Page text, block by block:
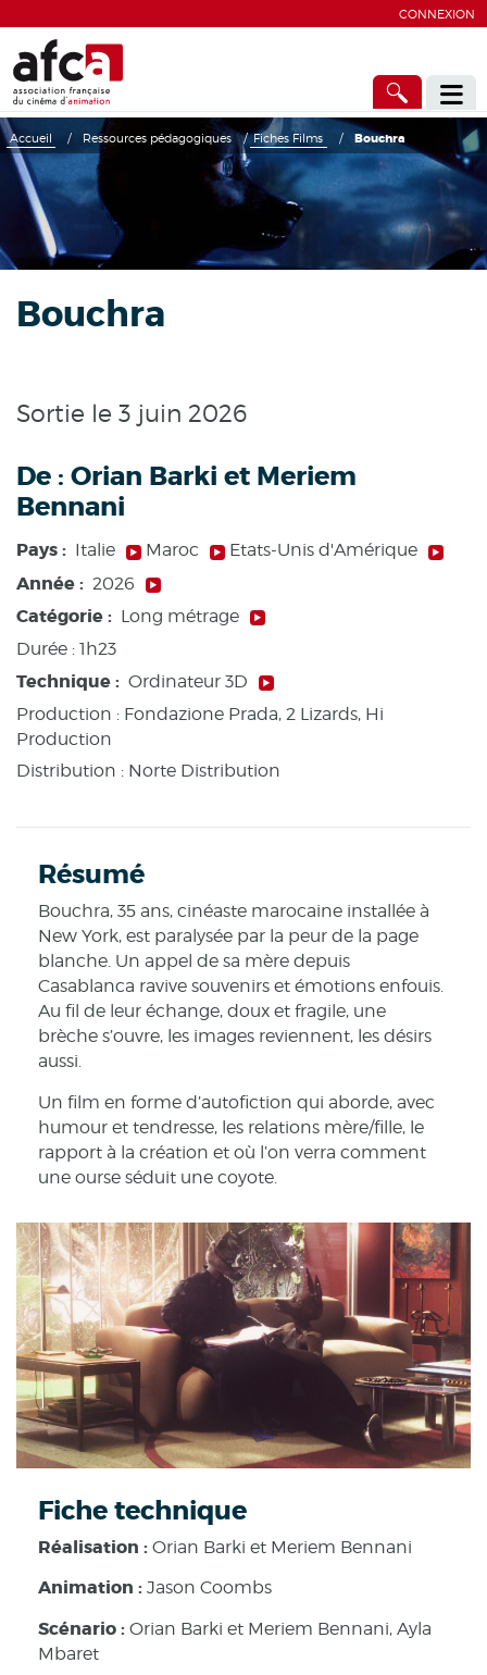
CONNEXION
Accueil / Ressources pédagogiques / Fiches Films / Bouchra
Bouchra
Sortie le 3 juin 2026
De : Orian Barki et Meriem
Bennani
Pays : Italie Maroc Etats-Unis d'Amérique
Année : 2026
Catégorie : Long métrage
Durée : 1h23
Technique : Ordinateur 3D
Production : Fondazione Prada, 2 Lizards, Hi
Production
Distribution : Norte Distribution
Résumé
Bouchra, 35 ans, cinéaste marocaine installée à
New York, est paralysée par la peur de la page
blanche. Un appel de sa mère depuis
Casablanca ravive souvenirs et émotions enfouis.
Au fil de leur échange, doux et fragile, une
brèche s’ouvre, les images reviennent, les désirs
aussi.
Un film en forme d’autofiction qui aborde, avec
humour et tendresse, les relations mère/fille, le
rapport à la création et où l’on verra comment
une ourse séduit une coyote.
Fiche technique
Réalisation : Orian Barki et Meriem Bennani
Animation : Jason Coombs
Scénario : Orian Barki et Meriem Bennani, Ayla
Mbaret